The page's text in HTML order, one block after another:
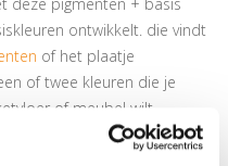
ontwikkelt. die vindt
of het plaatje
of twee kleuren die je
of meubel wilt